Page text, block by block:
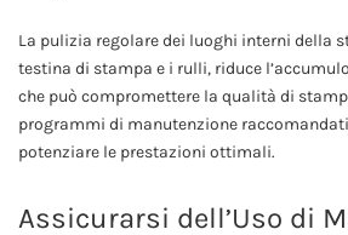
La pulizia regolare dei luoghi interni della
testina di stampa e i rulli, riduce
che può compromettere la qualità di
programmi di manutenzione
potenziare le prestazioni ottimali.
Assicurarsi dell’Uso di